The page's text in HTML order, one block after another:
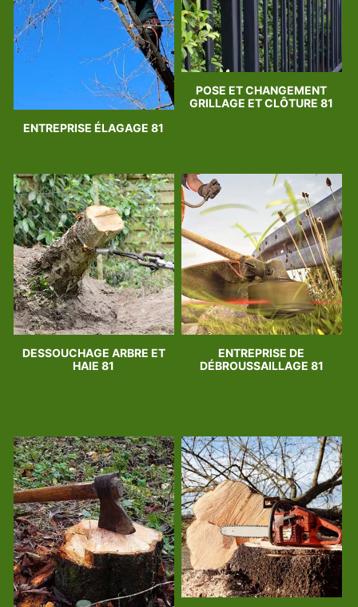
ENTREPRISE ÉLAGAGE 81
POSE ET CHANGEMENT
GRILLAGE ET CLÔTURE 81
DESSOUCHAGE ARBRE ET
HAIE 81
ENTREPRISE DE
DÉBROUSSAILLAGE 81